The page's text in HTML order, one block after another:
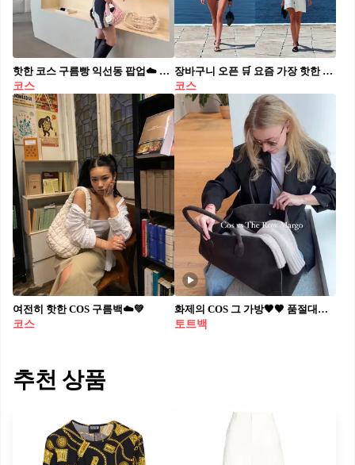
핫한 코스 구름빵 익선동 팝업☁️ 여름 찰떡 파스텔톤 백👜🔥@가자 🗓️5/26(금)~6/10(토)
코스
장바구니 오픈 🛒 요즘 가장 핫한 여름 신상 위시리스트 10 💸 뜨거운 태양 아래, 단 한 벌로도 완벽한 분위기를 완성해 줄 코스 cos, 아르켓 arket, 앤아더스토리즈 &otherstories 의 서머 뉴 컬렉션. 자연스러운 셔링 디테일의 스커트, 시원하게 발끝을 감싸는 우븐 슬링백, 그리고 룩의 밀도를 높여줄 미니멀한 액세서리까지. 단순하지만 힘 있는 아이템들로 채운 패션앤스타일의 10가지 위시리스트를 공개합니다. 1. COS - 아플리케 패널 미디 드레스, 20만원대 장인 정신을 바탕으로 미니멀한 디자인 속 인상적인 무드를 완성한 드레스. 아플리케 디테일로 스커트 부분에 특별한 텍스처를 연출. - 커브드 미니 숄더백, 6만원대 도심 속 일상부터 휴가 시즌까지, 계속해서 함께할 조각적인 실루엣의 미니 숄더백. 페이퍼스트로 소재를 정교하게 엮어 리치한 텍스처가 특징. - 개더드 넥 저지 슬리브리스 탑, 8만원대 매끄러운 감촉의 코튼저지 원단으로 만들어진 슬리브리스 탑. 같은 톤의 타이 끈 디테일과 라운드 넥, 루쉬 주름이 특징인 제품. 2. &otherstories - 스모크 코튼 포폴린 미니 드레스, 10만원대 여름에 내추럴하게 어울리는 미니 드레스. 산뜻한 코튼 포플린 소재, 스모크 디테일이 돋보이는 보디스. 슬리브리스 실루엣으로 더운 날씨에도 편하게 착용 가능. - 립 니트 탱크 탑, 7만원대 립 니트 텍스처 마감의 부드럽고 신축성 좋은 소재로 탄생한 탱크 탑. 핏 되는 실루엣, 은은한 보트넥, 심리스 엣지 디자인, 그리고 다양한 컬러웨이로 산뜻하게 포인트 줄 수 있는 아이템. - 후프 이어링, 3만원대 브라스 소재로 탄생한 이어링. 글래스, 자수정, 문스톤이 섬세하게 세팅된 디자인이 특징. 심플한 여름룩에 악세서리 포인트 주기 좋은 제품. 3. ARKET - 우븐 레더 슬링백 플랫, 22만원대 레더 소재를 핸드메이드 방식으로 제작한 슬링백 플랫 슈즈. 매듭 디테일의 레더 코드가 더해진 스타일로 제작되어 가볍고 편안한 착용감이 특징. - ARKET x Laila Gohar 비즈 백, 30만원대 페인티드 글라스 비즈를 핸드 스트링 기법으로 하나씩 엮어 새로운 방식으로 재해석한 백. 탈부착 가능한 코튼 트윌 이너 파우치가 있어, 필요에 따라 다양하게 활용 가능. - ARKET x Laila Gohar 스컬프처럴 트라우저, 16만원대 클래식한 5포켓 진 디자인. Laila Gohar가 즐겨입는 스타일에서 영감을 받은 배럴 실루엣으로, 그녀의 감각과 ARKET의 디자인 철학을 균형 있게 담아낸 스컬프처럴 쉐입이 특징.
코스
여전히 핫한 COS 구름백☁️💚
코스
화제의 COS 그 가방🖤🤎 품절대란 더로우 마고백 맛🎳👜스튜디오 볼링백 @괜찮은데?!
토트백
추천 상품